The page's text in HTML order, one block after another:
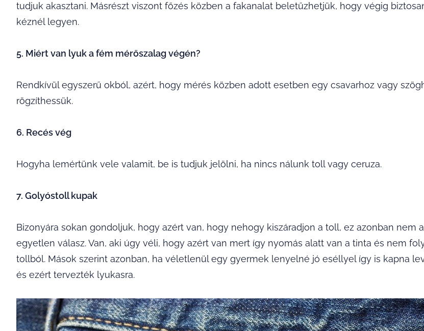
tudjuk akasztani. Másrészt viszont főzés közben a fakanalat beletűzhetjük, hogy végig
kéznél legyen.
5. Miért van lyuk a fém mérőszalag végén?
Rendkívül egyszerű okból, azért, hogy mérés közben adott esetben egy csavarhoz vagy
rögzíthessük.
6. Recés vég
Hogyha lemértünk vele valamit, be is tudjuk jelölni, ha nincs nálunk toll vagy ceruza.
7. Golyóstoll kupak
Bizonyára sokan gondoljuk, hogy azért van, hogy nehogy kiszáradjon a toll, ez azonban nem
egyetlen válasz. Van, aki úgy véli, hogy azért van mert így nyomás alatt van a tinta és nem
tollból. Mások szerint azonban, ha véletlenül egy gyermek lenyelné jó eséllyel így is kapna
és ezért tervezték lyukasra.